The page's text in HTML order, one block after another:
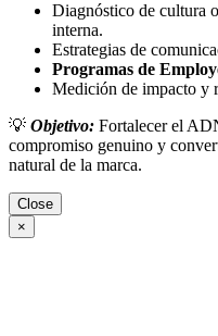
Diagnóstico de cultura
interna.
Estrategias de
Programas de
Medición de impacto y
💡 Objetivo: Fortalecer el
compromiso genuino y
natural de la marca.
Close
×